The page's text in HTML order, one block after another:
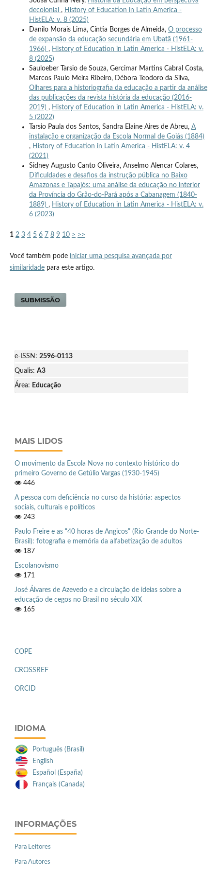
decolonial , History of Education in Latin America -
HistELA: v. 8 (2025)
Danilo Morais Lima, Cíntia Borges de Almeida, O processo
de expansão da educação secundária em Ubatã (1961-
1966) , History of Education in Latin America - HistELA: v.
8 (2025)
Sauloeber Tarsio de Souza, Gercimar Martins Cabral Costa,
Marcos Paulo Meira Ribeiro, Débora Teodoro da Silva,
Olhares para a historiografia da educação a partir da análise
das publicações da revista história da educação (2016-
2019) , History of Education in Latin America - HistELA: v.
5 (2022)
Tarsio Paula dos Santos, Sandra Elaine Aires de Abreu, A
instalação e organização da Escola Normal de Goiás (1884)
, History of Education in Latin America - HistELA: v. 4
(2021)
Sidney Augusto Canto Oliveira, Anselmo Alencar Colares,
Dificuldades e desafios da instrução pública no Baixo
Amazonas e Tapajós: uma análise da educação no interior
da Província do Grão-do-Pará após a Cabanagem (1840-
1889) , History of Education in Latin America - HistELA: v.
6 (2023)
1 2 3 4 5 6 7 8 9 10 > >>
Você também pode iniciar uma pesquisa avançada por
similaridadepara este artigo.
SUBMISSÃO
e-ISSN: 2596-0113
Qualis: A3
Área: Educação
MAIS LIDOS
O movimento da Escola Nova no contexto histórico do
primeiro Governo de Getúlio Vargas (1930-1945)
446
A pessoa com deficiência no curso da história: aspectos
sociais, culturais e políticos
243
Paulo Freire e as “40 horas de Angicos” (Rio Grande do Norte-
Brasil): fotografia e memória da alfabetização de adultos
187
Escolanovismo
171
José Álvares de Azevedo e a circulação de ideias sobre a
educação de cegos no Brasil no século XIX
165
COPE
CROSSREF
ORCID
IDIOMA
Português (Brasil)
English
Español (España)
Français (Canada)
INFORMAÇÕES
Para Leitores
Para Autores